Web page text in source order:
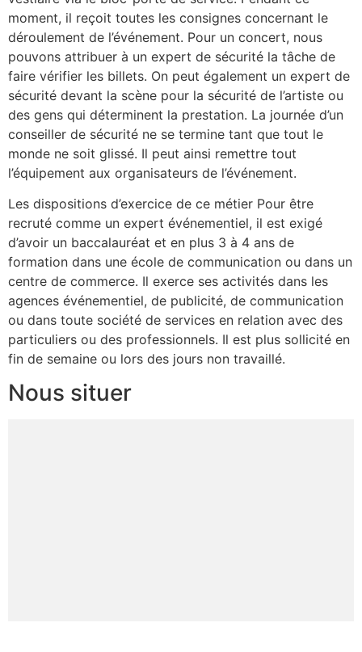
moment, il reçoit toutes les consignes concernant le
déroulement de l’événement. Pour un concert, nous
pouvons attribuer à un expert de sécurité la tâche de
faire vérifier les billets. On peut également un expert de
sécurité devant la scène pour la sécurité de l’artiste ou
des gens qui déterminent la prestation. La journée d’un
conseiller de sécurité ne se termine tant que tout le
monde ne soit glissé. Il peut ainsi remettre tout
l’équipement aux organisateurs de l’événement.
Les dispositions d’exercice de ce métier Pour être
recruté comme un expert événementiel, il est exigé
d’avoir un baccalauréat et en plus 3 à 4 ans de
formation dans une école de communication ou dans un
centre de commerce. Il exerce ses activités dans les
agences événementiel, de publicité, de communication
ou dans toute société de services en relation avec des
particuliers ou des professionnels. Il est plus sollicité en
fin de semaine ou lors des jours non travaillé.
Nous situer